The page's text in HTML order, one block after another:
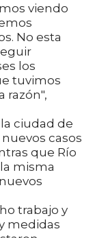
viendo
No esta
los
tuvimos
razón",
ciudad de
casos
que Río
misma
trabajo y
medidas